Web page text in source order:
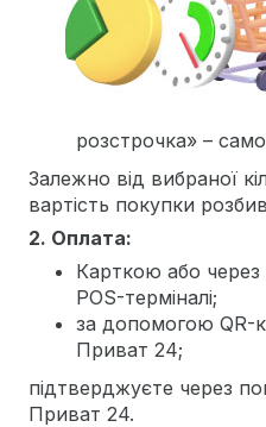
розстрочка» –
Залежно від вибраної
вартість покупки
2. Оплата:
Карткою або
POS-терміналі;
за допомогою QR-
Приват 24;
підтверджуєте через
Приват 24.